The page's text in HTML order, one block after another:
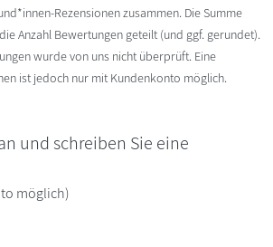
Rezensionen zusammen. Die Summe
Anzahl Bewertungen geteilt (und ggf. gerundet).
wurde von uns nicht überprüft. Eine
ist jedoch nur mit Kundenkonto möglich.
und schreiben Sie eine
möglich)